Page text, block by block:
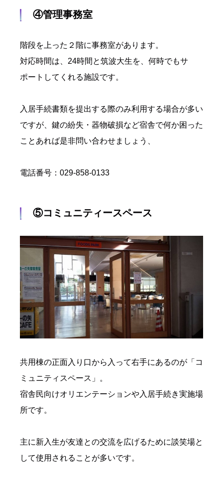
④管理事務室
階段を上った２階に事務室があります。
対応時間は、24時間と筑波大生を、何時でもサ
ポートしてくれる施設です。
入居手続書類を提出する際のみ利用する場合が多い
ですが、鍵の紛失・器物破損など宿舎で何か困った
ことあれば是非問い合わせましょう、
電話番号： 029-858-0133
⑤コミュニティースペース
共用棟の正面入り口から入って右手にあるのが「コ
ミュニティスペース」。
宿舎民向けオリエンテーションや入居手続き実施場
所です。
主に新入生が友達との交流を広げるために談笑場と
して使用されることが多いです。